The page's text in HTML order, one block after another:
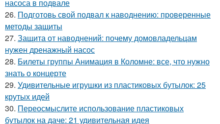
насоса в подвале
26. Подготовь свой подвал к наводнению: проверенные
методы защиты
27. Защита от наводнений: почему домовладельцам
нужен дренажный насос
28. Билеты группы Анимация в Коломне: все, что нужно
знать о концерте
29. Удивительные игрушки из пластиковых бутылок: 25
крутых идей
30. Переосмыслите использование пластиковых
бутылок на даче: 21 удивительная идея